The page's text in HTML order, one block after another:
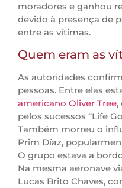
moradores e ganhou
devido à presença de
entre as vítimas.
Quem eram as
As autoridades
pessoas. Entre elas
americano Oliver Tree,
pelos sucessos “Life
Também morreu o
Prim Díaz,
O grupo estava a
Na mesma aeronave
Lucas Brito Chaves,